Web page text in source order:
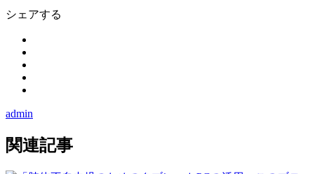
シェアする
admin
関連記事